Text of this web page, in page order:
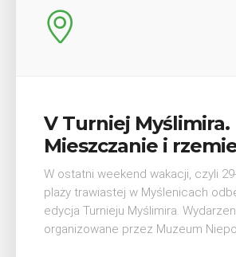
Wykład „Jak zdobyć
odznaki na
szlakach?”
W środę 12 sierpnia o godz. 17 w
Bibliotece Publicznej w
wykład Mateusza Murzyna,